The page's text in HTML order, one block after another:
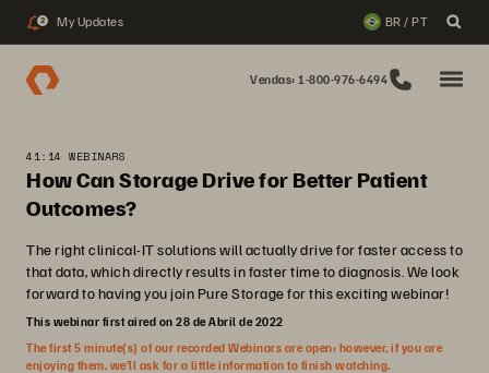
2 My Updates BR / PT
Vendas: 1-800-976-6494
41:14 WEBINARS
How Can Storage Drive for Better Patient
Outcomes?
The right clinical-IT solutions will actually drive for faster access to
that data, which directly results in faster time to diagnosis. We look
forward to having you join Pure Storage for this exciting webinar!
This webinar first aired on 28 de Abril de 2022
The first 5 minute(s) of our recorded Webinars are open; however, if you are
enjoying them, we’ll ask for a little information to finish watching.